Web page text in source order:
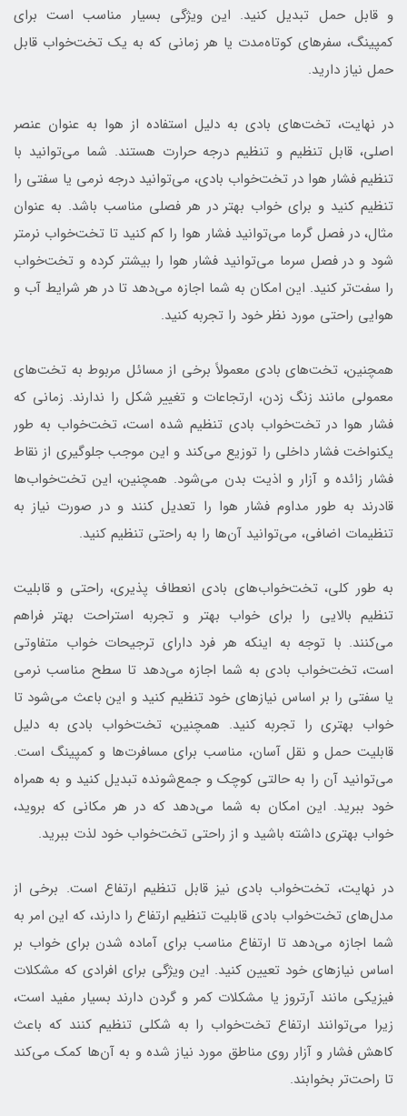
و قابل حمل تبدیل کنید. این ویژگی بسیار مناسب است برای
کمپینگ، سفرهای کوتاه‌مدت یا هر زمانی که به یک تخت‌خواب قابل
حمل نیاز دارید.
در نهایت، تخت‌های بادی به دلیل استفاده از هوا به عنوان عنصر
اصلی، قابل تنظیم و تنظیم درجه حرارت هستند. شما می‌توانید با
تنظیم فشار هوا در تخت‌خواب بادی، می‌توانید درجه نرمی یا سفتی را
تنظیم کنید و برای خواب بهتر در هر فصلی مناسب باشد. به عنوان
مثال، در فصل گرما می‌توانید فشار هوا را کم کنید تا تخت‌خواب نرمتر
شود و در فصل سرما می‌توانید فشار هوا را بیشتر کرده و تخت‌خواب
را سفت‌تر کنید. این امکان به شما اجازه می‌دهد تا در هر شرایط آب و
هوایی راحتی مورد نظر خود را تجربه کنید.
همچنین، تخت‌های بادی معمولاً برخی از مسائل مربوط به تخت‌های
معمولی مانند زنگ زدن، ارتجاعات و تغییر شکل را ندارند. زمانی که
فشار هوا در تخت‌خواب بادی تنظیم شده است، تخت‌خواب به طور
یکنواخت فشار داخلی را توزیع می‌کند و این موجب جلوگیری از نقاط
فشار زائده و آزار و اذیت بدن می‌شود. همچنین، این تخت‌خواب‌ها
قادرند به طور مداوم فشار هوا را تعدیل کنند و در صورت نیاز به
تنظیمات اضافی، می‌توانید آن‌ها را به راحتی تنظیم کنید.
به طور کلی، تخت‌خواب‌های بادی انعطاف پذیری، راحتی و قابلیت
تنظیم بالایی را برای خواب بهتر و تجربه استراحت بهتر فراهم
می‌کنند. با توجه به اینکه هر فرد دارای ترجیحات خواب متفاوتی
است، تخت‌خواب بادی به شما اجازه می‌دهد تا سطح مناسب نرمی
یا سفتی را بر اساس نیازهای خود تنظیم کنید و این باعث می‌شود تا
خواب بهتری را تجربه کنید. همچنین، تخت‌خواب بادی به دلیل
قابلیت حمل و نقل آسان، مناسب برای مسافرت‌ها و کمپینگ است.
می‌توانید آن را به حالتی کوچک و جمع‌شونده تبدیل کنید و به همراه
خود ببرید. این امکان به شما می‌دهد که در هر مکانی که بروید،
خواب بهتری داشته باشید و از راحتی تخت‌خواب خود لذت ببرید.
در نهایت، تخت‌خواب بادی نیز قابل تنظیم ارتفاع است. برخی از
مدل‌های تخت‌خواب بادی قابلیت تنظیم ارتفاع را دارند، که این امر به
شما اجازه می‌دهد تا ارتفاع مناسب برای آماده شدن برای خواب بر
اساس نیازهای خود تعیین کنید. این ویژگی برای افرادی که مشکلات
فیزیکی مانند آرتروز یا مشکلات کمر و گردن دارند بسیار مفید است،
زیرا می‌توانند ارتفاع تخت‌خواب را به شکلی تنظیم کنند که باعث
کاهش فشار و آزار روی مناطق مورد نیاز شده و به آن‌ها کمک می‌کند
تا راحت‌تر بخوابند.